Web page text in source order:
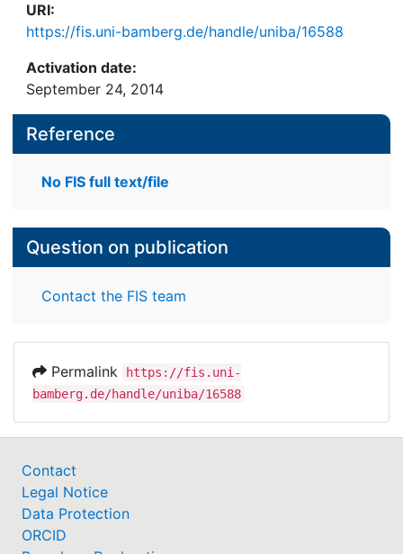
URI:
https://fis.uni-bamberg.de/handle/uniba/16588
Activation date:
September 24, 2014
Reference
No FIS full text/file
Question on publication
Contact the FIS team
Permalink
https://fis.uni-
bamberg.de/handle/uniba/16588
Contact
Legal Notice
Data Protection
ORCID